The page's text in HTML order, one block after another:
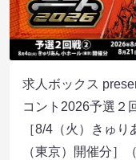
求人ボックス
コント2026予選
［8/4（火）きゅ
（東京）開催分］